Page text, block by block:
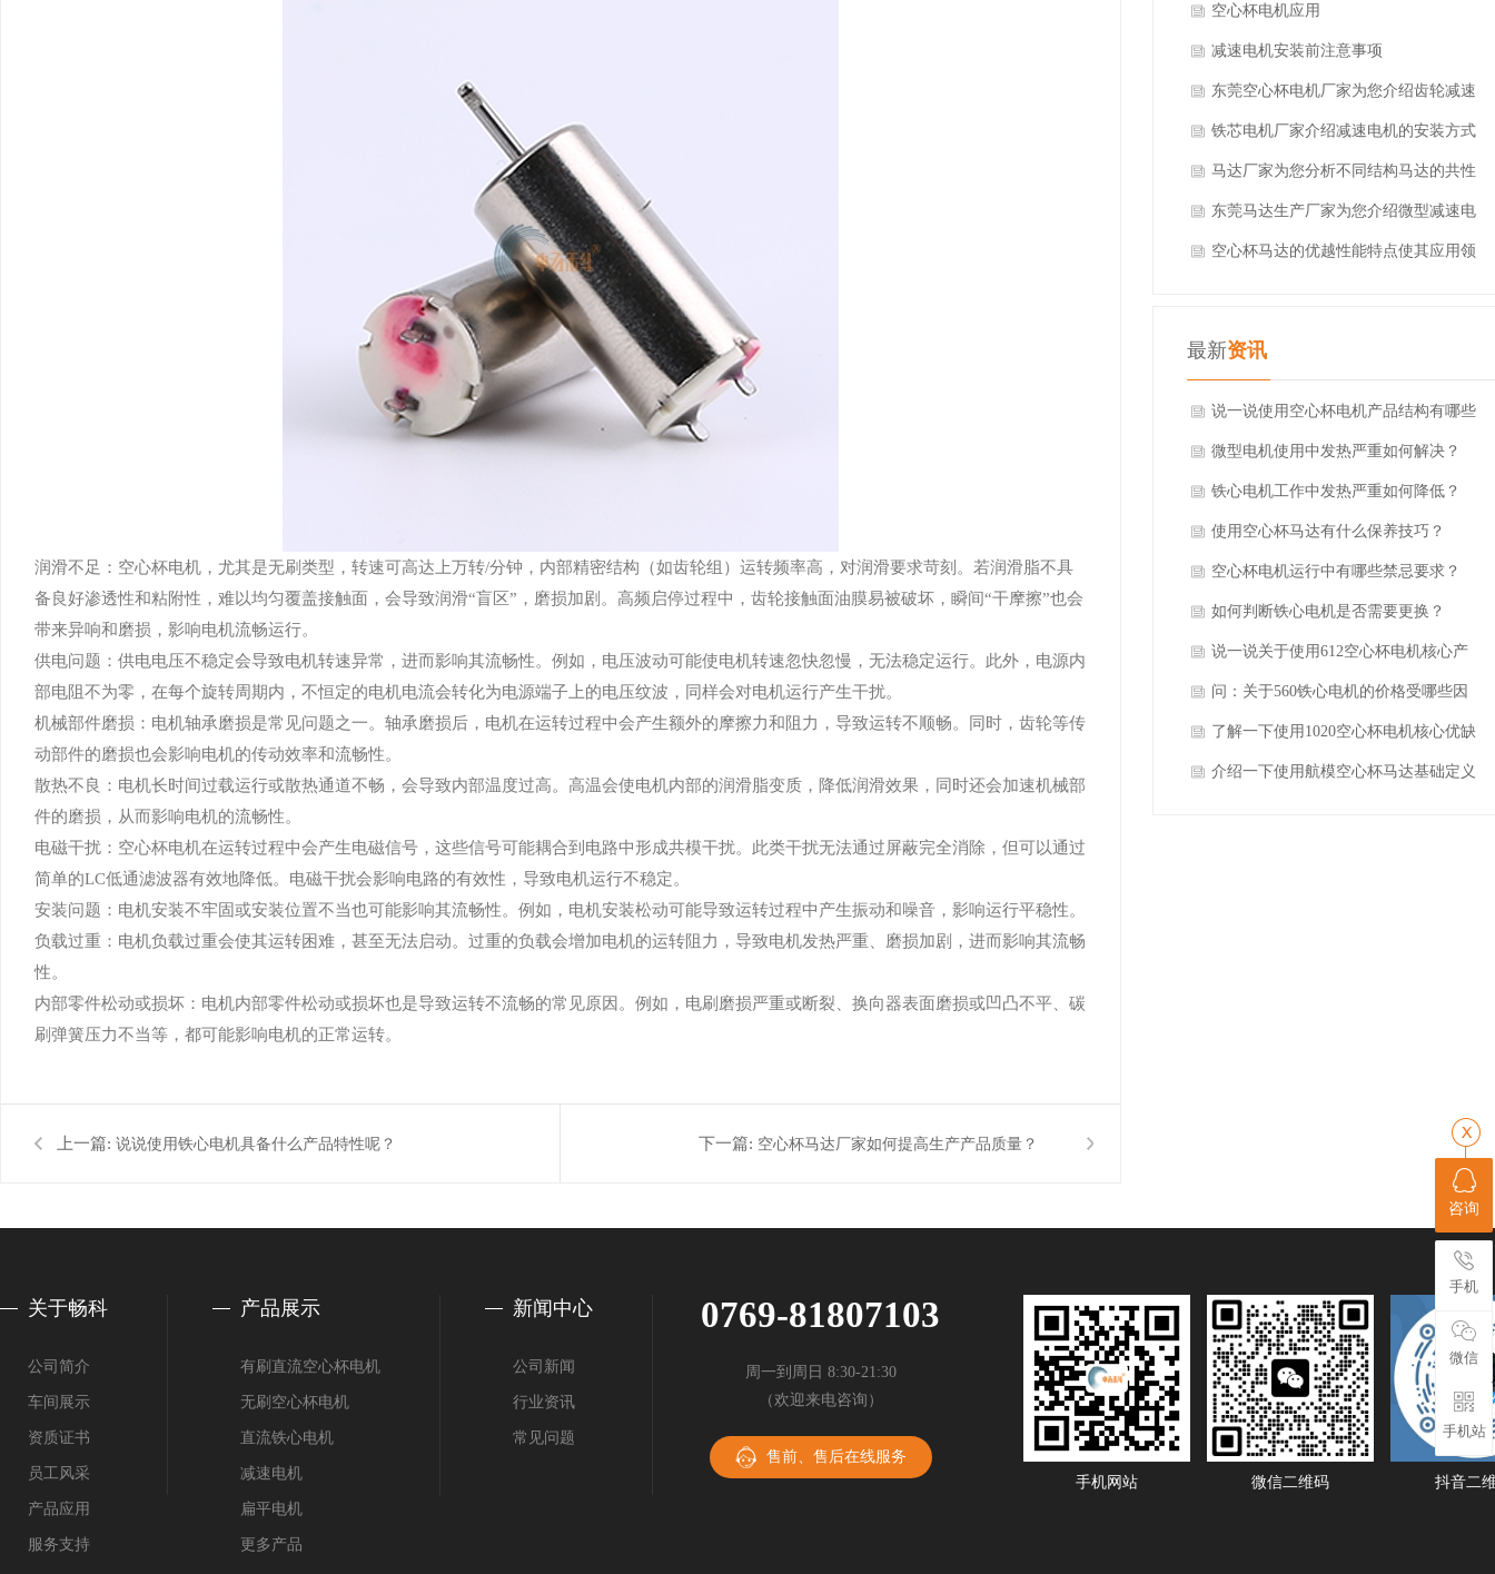
润滑不足：空心杯电机，尤其是无刷类型，转速可高达上万转/分钟，内部精密结构（如齿轮组）运转频率高，对润滑要求苛刻。若润滑脂不具
备良好渗透性和粘附性，难以均匀覆盖接触面，会导致润滑“盲区”，磨损加剧。高频启停过程中，齿轮接触面油膜易被破坏，瞬间“干摩擦”也会
带来异响和磨损，影响电机流畅运行。
供电问题：供电电压不稳定会导致电机转速异常，进而影响其流畅性。例如，电压波动可能使电机转速忽快忽慢，无法稳定运行。此外，电源内
部电阻不为零，在每个旋转周期内，不恒定的电机电流会转化为电源端子上的电压纹波，同样会对电机运行产生干扰。
机械部件磨损：电机轴承磨损是常见问题之一。轴承磨损后，电机在运转过程中会产生额外的摩擦力和阻力，导致运转不顺畅。同时，齿轮等传
动部件的磨损也会影响电机的传动效率和流畅性。
散热不良：电机长时间过载运行或散热通道不畅，会导致内部温度过高。高温会使电机内部的润滑脂变质，降低润滑效果，同时还会加速机械部
件的磨损，从而影响电机的流畅性。
电磁干扰：空心杯电机在运转过程中会产生电磁信号，这些信号可能耦合到电路中形成共模干扰。此类干扰无法通过屏蔽完全消除，但可以通过
简单的LC低通滤波器有效地降低。电磁干扰会影响电路的有效性，导致电机运行不稳定。
安装问题：电机安装不牢固或安装位置不当也可能影响其流畅性。例如，电机安装松动可能导致运转过程中产生振动和噪音，影响运行平稳性。
负载过重：电机负载过重会使其运转困难，甚至无法启动。过重的负载会增加电机的运转阻力，导致电机发热严重、磨损加剧，进而影响其流畅
性。
内部零件松动或损坏：电机内部零件松动或损坏也是导致运转不流畅的常见原因。例如，电刷磨损严重或断裂、换向器表面磨损或凹凸不平、碳
刷弹簧压力不当等，都可能影响电机的正常运转。
上一篇: 说说使用铁心电机具备什么产品特性呢？ 下一篇: 空心杯马达厂家如何提高生产产品质量？
别?
空心杯电机应用
减速电机安装前注意事项
东莞空心杯电机厂家为您介绍齿轮减速
电机
铁芯电机厂家介绍减速电机的安装方式
马达厂家为您分析不同结构马达的共性
东莞马达生产厂家为您介绍微型减速电
机的优势
空心杯马达的优越性能特点使其应用领
最新资讯
说一说使用空心杯电机产品结构有哪些
特别之处？
微型电机使用中发热严重如何解决？
铁心电机工作中发热严重如何降低？
使用空心杯马达有什么保养技巧？
空心杯电机运行中有哪些禁忌要求？
如何判断铁心电机是否需要更换？
说一说关于使用612空心杯电机核心产
品结构特点？
问：关于560铁心电机的价格受哪些因
素影响？
了解一下使用1020空心杯电机核心优缺
点？
介绍一下使用航模空心杯马达基础定义
关于畅科
公司简介
车间展示
资质证书
员工风采
产品应用
服务支持
产品展示
有刷直流空心杯电机
无刷空心杯电机
直流铁心电机
减速电机
扁平电机
更多产品
新闻中心
公司新闻
行业资讯
常见问题
0769-81807103
周一到周日 8:30-21:30
（欢迎来电咨询）
售前、售后在线服务
手机网站
微信二维码 抖音二
咨询
手机
微信
手机站